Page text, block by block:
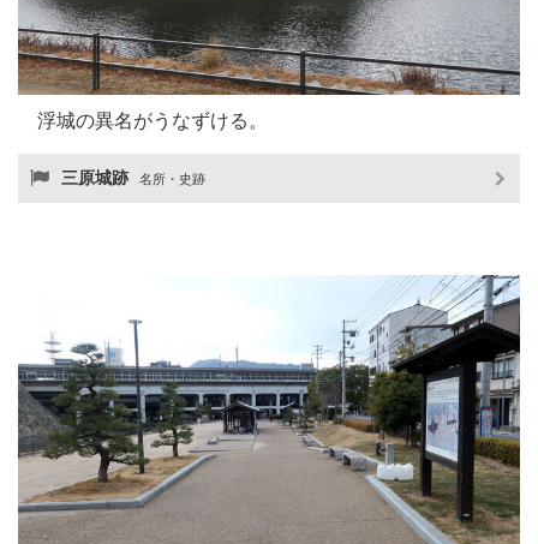
浮城の異名がうなずける。
三原城跡 名所・史跡